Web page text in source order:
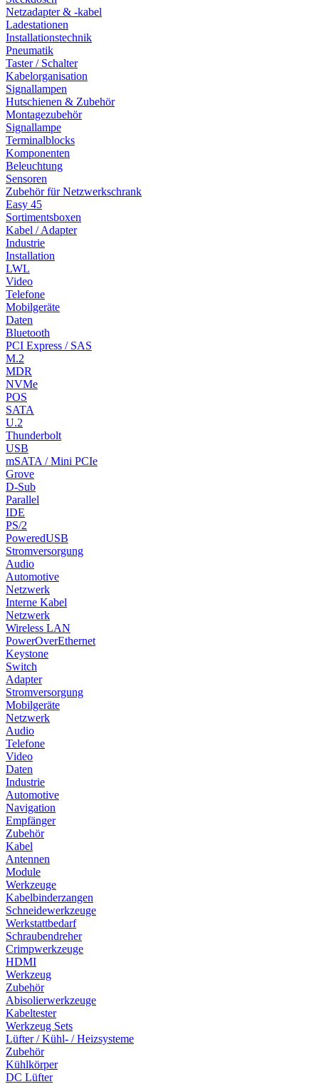
Netzadapter & -kabel
Ladestationen
Installationstechnik
Pneumatik
Taster / Schalter
Kabelorganisation
Signallampen
Hutschienen & Zubehör
Montagezubehör
Signallampe
Terminalblocks
Komponenten
Beleuchtung
Sensoren
Zubehör für Netzwerkschrank
Easy 45
Sortimentsboxen
Kabel / Adapter
Industrie
Installation
LWL
Video
Telefone
Mobilgeräte
Daten
Bluetooth
PCI Express / SAS
M.2
MDR
NVMe
POS
SATA
U.2
Thunderbolt
USB
mSATA / Mini PCIe
Grove
D-Sub
Parallel
IDE
PS/2
PoweredUSB
Stromversorgung
Audio
Automotive
Netzwerk
Interne Kabel
Netzwerk
Wireless LAN
PowerOverEthernet
Keystone
Switch
Adapter
Stromversorgung
Mobilgeräte
Netzwerk
Audio
Telefone
Video
Daten
Industrie
Automotive
Navigation
Empfänger
Zubehör
Kabel
Antennen
Module
Werkzeuge
Kabelbinderzangen
Schneidewerkzeuge
Werkstattbedarf
Schraubendreher
Crimpwerkzeuge
HDMI
Werkzeug
Zubehör
Abisolierwerkzeuge
Kabeltester
Werkzeug Sets
Lüfter / Kühl- / Heizsysteme
Zubehör
Kühlkörper
DC Lüfter